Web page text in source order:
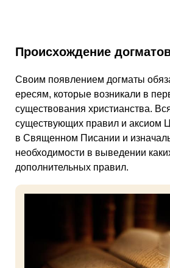
Происхождение
Своим появлением догматы
ересям, которые возникали в
существования христианства.
существующих правил и аксиом
в Священном Писании и
необходимости в выведении
дополнительных правил.